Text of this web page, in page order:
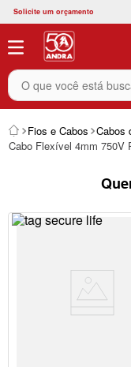
Solicite um orçamento
O que você está
Fios e Cabos Cabos
Cabo Flexível 4mm 750V